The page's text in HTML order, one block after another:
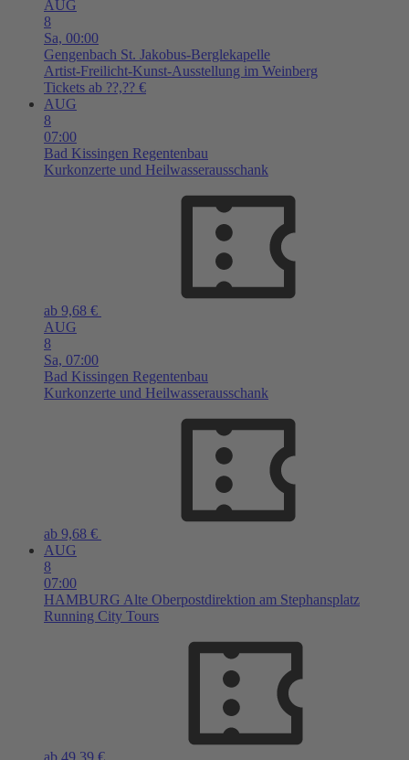
AUG
8
Sa, 00:00
Gengenbach St. Jakobus-Berglekapelle
Artist-Freilicht-Kunst-Ausstellung im Weinberg
Tickets ab ??,?? €
AUG
8
07:00
Bad Kissingen Regentenbau
Kurkonzerte und Heilwasserausschank
ab 9,68 €
AUG
8
Sa, 07:00
Bad Kissingen Regentenbau
Kurkonzerte und Heilwasserausschank
ab 9,68 €
AUG
8
07:00
HAMBURG Alte Oberpostdirektion am Stephansplatz
Running City Tours
ab 49,39 €